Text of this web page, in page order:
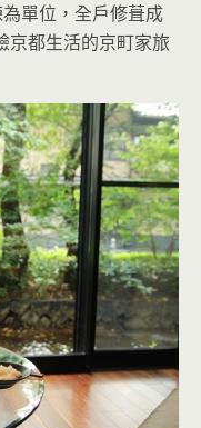
單位，全戶修葺成
京都生活的京町家旅